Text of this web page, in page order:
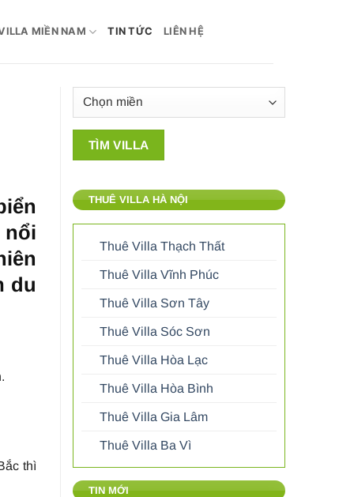
MIỀN NAM TIN TỨC LIÊN HỆ
du
thì
THUÊ VILLA HÀ NỘI
Thuê Villa Thạch Thất
Thuê Villa Vĩnh Phúc
Thuê Villa Sơn Tây
Thuê Villa Sóc Sơn
Thuê Villa Hòa Lạc
Thuê Villa Hòa Bình
Thuê Villa Gia Lâm
Thuê Villa Ba Vì
TIN MỚI